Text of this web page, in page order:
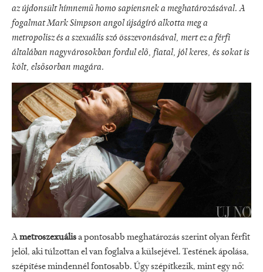
az újdonsült hímnemű homo sapiensnek a meghatározásával. A
fogalmat Mark Simpson angol újságíró alkotta meg a
metropolisz és a szexuális szó összevonásával, mert ez a férfi
általában nagyvárosokban fordul elő, fiatal, jól keres, és sokat is
költ, elsősorban magára.
Ametroszexuálisa pontosabb meghatározás szerint olyan férfit
jelöl, aki túlzottan el van foglalva a külsejével. Testének ápolása,
szépítése mindennél fontosabb. Úgy szépítkezik, mint egy nő: